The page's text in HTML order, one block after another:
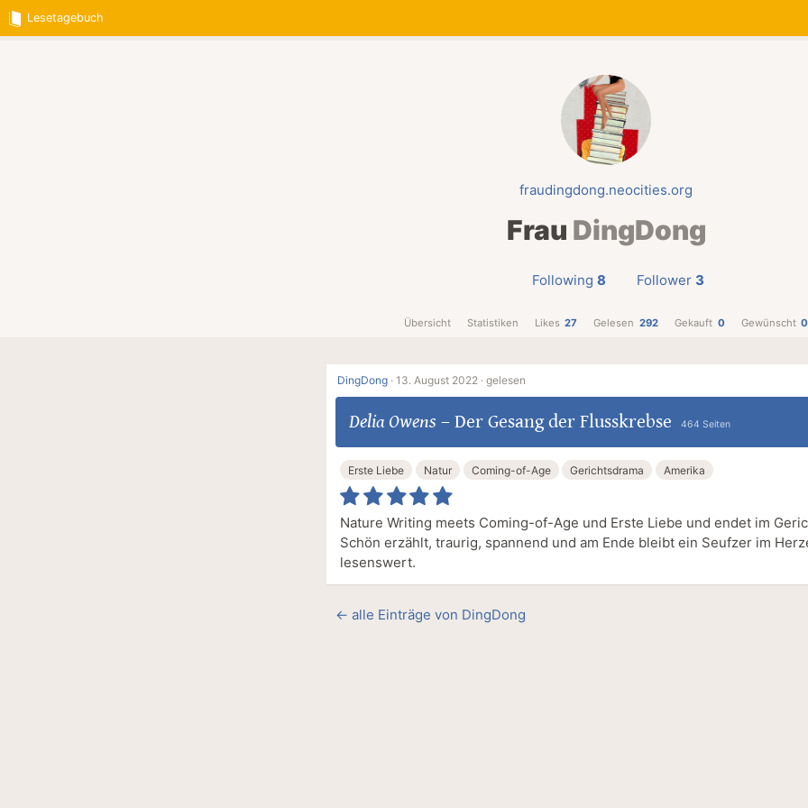
Lesetagebuch
fraudingdong.neocities.org
Frau DingDong
Following 8 Follower 3
Übersicht Statistiken Likes 27 Gelesen 292 Gekauft 0 Gewünscht 0
DingDong · 13. August 2022 · gelesen
Delia Owens – Der Gesang der Flusskrebse 464 Seiten
Erste Liebe Natur Coming-of-Age Gerichtsdrama Amerika
Nature Writing meets Coming-of-Age und Erste Liebe und endet im
Schön erzählt, traurig, spannend und am Ende bleibt ein Seufzer im
lesenswert.
← alle Einträge von DingDong